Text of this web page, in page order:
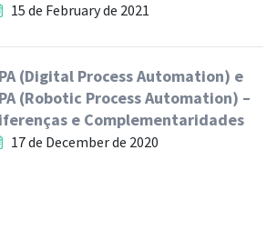
15 de February de 2021
(Digital Process Automation) e
(Robotic Process Automation) –
e Complementaridades
17 de December de 2020